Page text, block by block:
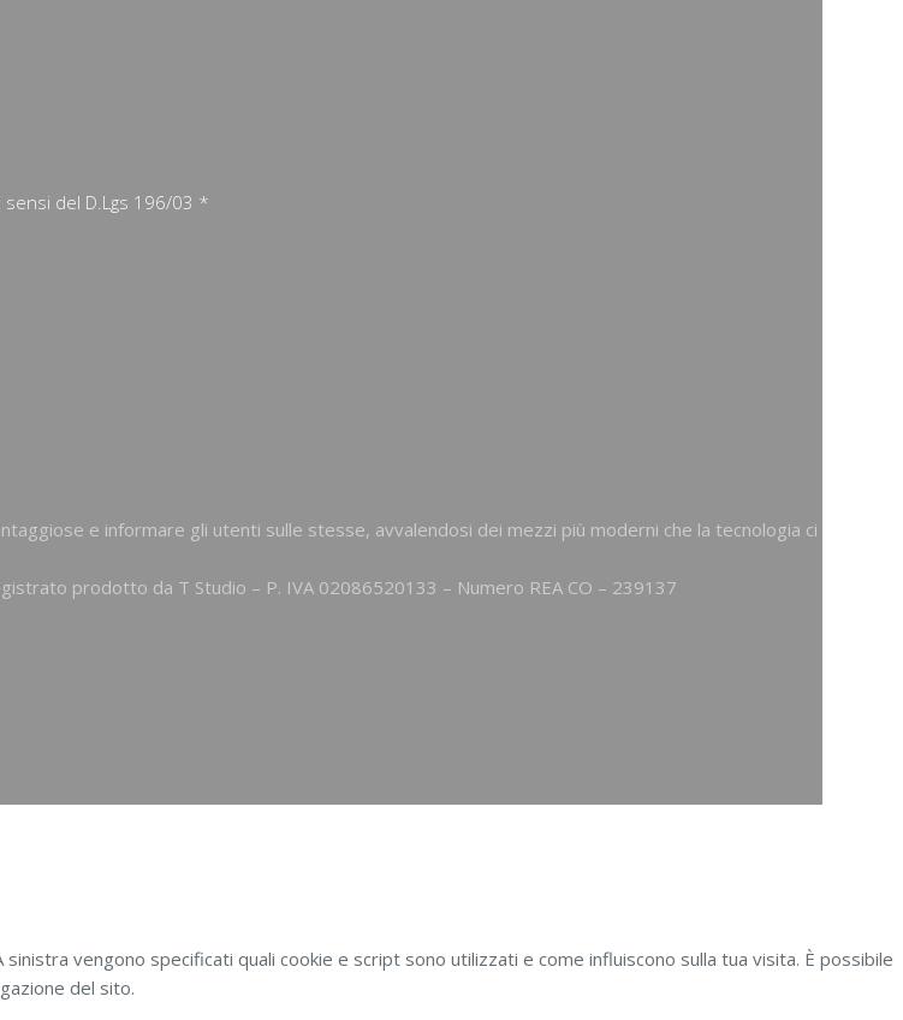
del D.Lgs 196/03 *
e informare gli utenti sulle stesse, avvalendosi dei mezzi più moderni che la tecnologia ci
prodotto da T Studio – P. IVA 02086520133 – Numero REA CO – 239137
vengono specificati quali cookie e script sono utilizzati e come influiscono sulla tua visita. È possibile
del sito.